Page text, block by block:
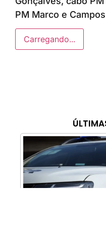
PM Marco e
Carregando...
Anunciar ou